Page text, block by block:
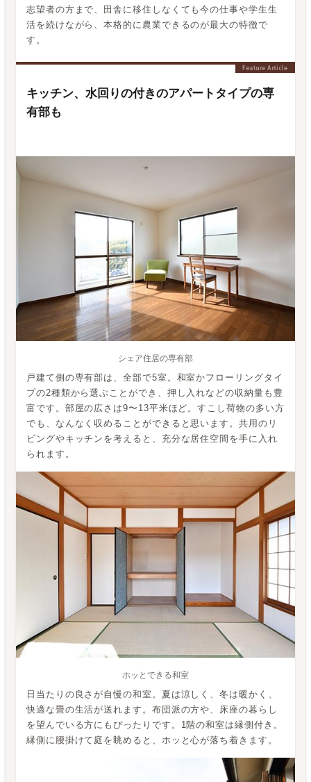
志望者の方まで、田舎に移住しなくても今の仕事や学生生
活を続けながら、本格的に農業できるのが最大の特徴で
す。
キッチン、水回りの付きのアパートタイプの専
有部も
シェア住居の専有部
戸建て側の専有部は、全部で5室。和室かフローリングタイ
プの2種類から選ぶことができ、押し入れなどの収納量も豊
富です。部屋の広さは9〜13平米ほど。すこし荷物の多い方
でも、なんなく収めることができると思います。共用のリ
ビングやキッチンを考えると、充分な居住空間を手に入れ
られます。
ホッとできる和室
日当たりの良さが自慢の和室。夏は涼しく、冬は暖かく、
快適な畳の生活が送れます。布団派の方や、床座の暮らし
を望んでいる方にもぴったりです。1階の和室は縁側付き。
縁側に腰掛けて庭を眺めると、ホッと心が落ち着きます。